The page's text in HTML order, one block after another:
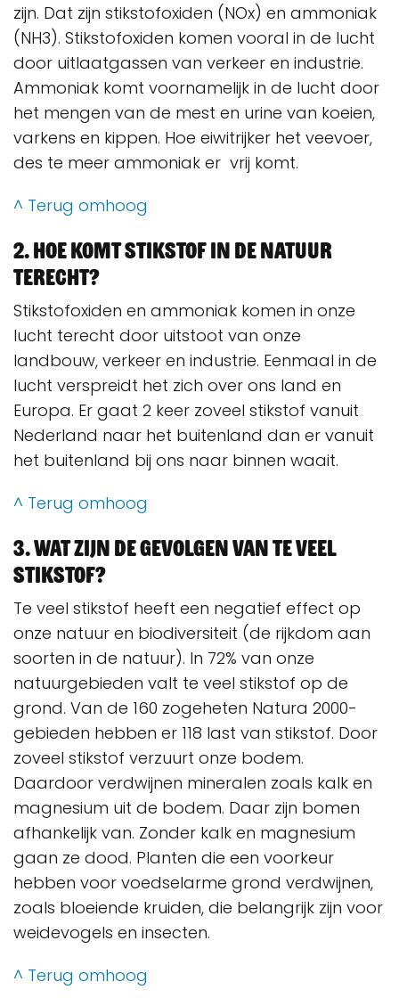
zijn. Dat zijn stikstofoxiden (NOx) en ammoniak
(NH3). Stikstofoxiden komen vooral in de lucht
door uitlaatgassen van verkeer en industrie.
Ammoniak komt voornamelijk in de lucht door
het mengen van de mest en urine van koeien,
varkens en kippen. Hoe eiwitrijker het veevoer,
des te meer ammoniak er vrij komt.
^ Terug omhoog
2. Hoe komt stikstof in de natuur
terecht?
Stikstofoxiden en ammoniak komen in onze
lucht terecht door uitstoot van onze
landbouw, verkeer en industrie. Eenmaal in de
lucht verspreidt het zich over ons land en
Europa. Er gaat 2 keer zoveel stikstof vanuit
Nederland naar het buitenland dan er vanuit
het buitenland bij ons naar binnen waait.
^ Terug omhoog
3. Wat zijn de gevolgen van te veel
stikstof?
Te veel stikstof heeft een negatief effect op
onze natuur en biodiversiteit (de rijkdom aan
soorten in de natuur). In 72% van onze
natuurgebieden valt te veel stikstof op de
grond. Van de 160 zogeheten Natura 2000-
gebieden hebben er 118 last van stikstof. Door
zoveel stikstof verzuurt onze bodem.
Daardoor verdwijnen mineralen zoals kalk en
magnesium uit de bodem. Daar zijn bomen
afhankelijk van. Zonder kalk en magnesium
gaan ze dood. Planten die een voorkeur
hebben voor voedselarme grond verdwijnen,
zoals bloeiende kruiden, die belangrijk zijn voor
weidevogels en insecten.
^ Terug omhoog